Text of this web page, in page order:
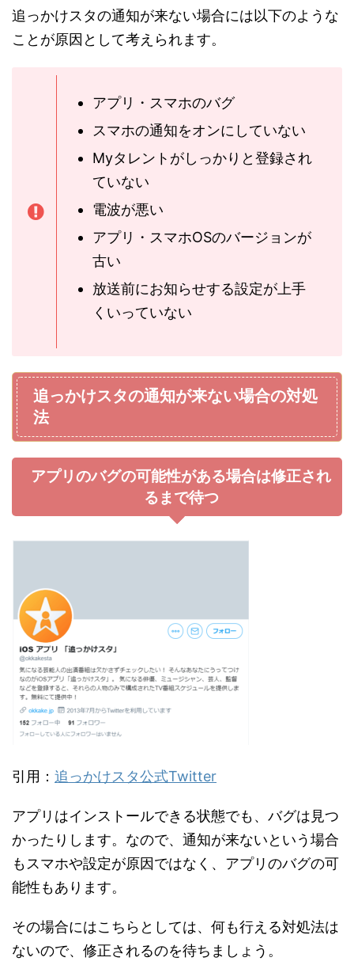
追っかけスタの通知が来ない場合には以下のような
ことが原因として考えられます。
アプリ・スマホのバグ
スマホの通知をオンにしていない
Myタレントがしっかりと登録され
ていない
電波が悪い
アプリ・スマホOSのバージョンが
古い
放送前にお知らせする設定が上手
くいっていない
追っかけスタの通知が来ない場合の対処
法
アプリのバグの可能性がある場合は修正され
るまで待つ
引用： 追っかけスタ公式Twitter
アプリはインストールできる状態でも、バグは見つ
かったりします。なので、通知が来ないという場合
もスマホや設定が原因ではなく、アプリのバグの可
能性もあります。
その場合にはこちらとしては、何も行える対処法は
ないので、修正されるのを待ちましょう。